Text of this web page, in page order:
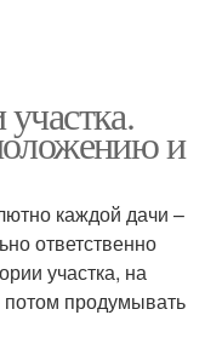
и
каждой дачи –
ответственно
участка, на
потом продумывать